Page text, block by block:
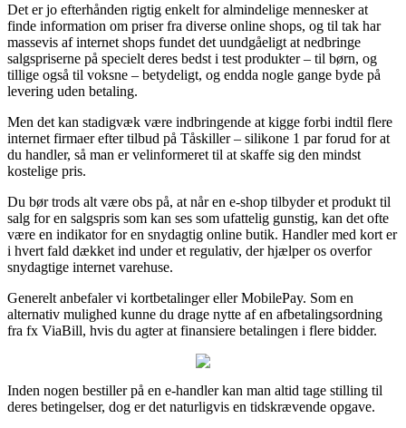
Det er jo efterhånden rigtig enkelt for almindelige mennesker at
finde information om priser fra diverse online shops, og til tak har
massevis af internet shops fundet det uundgåeligt at nedbringe
salgspriserne på specielt deres bedst i test produkter – til børn, og
tillige også til voksne – betydeligt, og endda nogle gange byde på
levering uden betaling.
Men det kan stadigvæk være indbringende at kigge forbi indtil flere
internet firmaer efter tilbud på Tåskiller – silikone 1 par forud for at
du handler, så man er velinformeret til at skaffe sig den mindst
kostelige pris.
Du bør trods alt være obs på, at når en e-shop tilbyder et produkt til
salg for en salgspris som kan ses som ufattelig gunstig, kan det ofte
være en indikator for en snydagtig online butik. Handler med kort er
i hvert fald dækket ind under et regulativ, der hjælper os overfor
snydagtige internet varehuse.
Generelt anbefaler vi kortbetalinger eller MobilePay. Som en
alternativ mulighed kunne du drage nytte af en afbetalingsordning
fra fx ViaBill, hvis du agter at finansiere betalingen i flere bidder.
Inden nogen bestiller på en e-handler kan man altid tage stilling til
deres betingelser, dog er det naturligvis en tidskrævende opgave.